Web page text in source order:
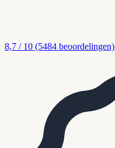
8,7 / 10 (5484 beoordelingen)